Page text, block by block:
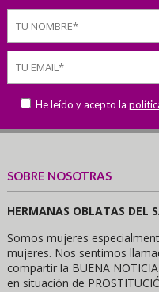
He leído y acepto la
SOBRE NOSOTRAS
HERMANAS OBLATAS DEL
Somos mujeres
mujeres. Nos sentimos
compartir la BUENA
en situación de